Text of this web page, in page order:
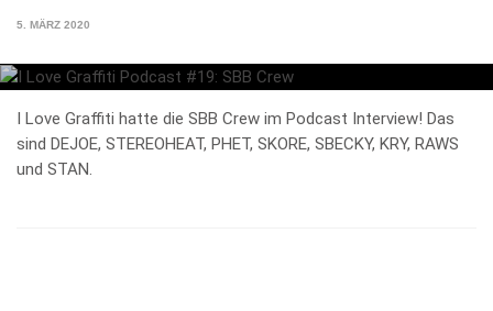
5. MÄRZ 2020
I Love Graffiti hatte die SBB Crew im Podcast Interview! Das
sind DEJOE, STEREOHEAT, PHET, SKORE, SBECKY, KRY, RAWS
und STAN.